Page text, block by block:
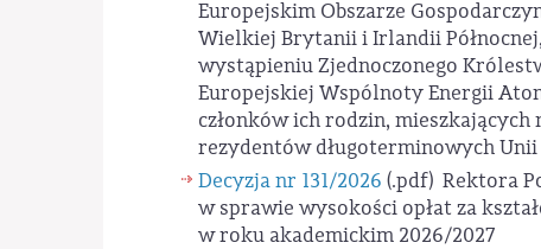
Europejskim Obszarze
Wielkiej Brytanii i Irlandii
wystąpieniu Zjednoczonego
Europejskiej Wspólnoty Energii
członków ich rodzin,
rezydentów długoterminowych
Decyzja nr 131/2026 (.pdf) Rektora
w sprawie wysokości opłat za
w roku akademickim 2026/2027